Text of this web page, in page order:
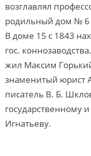
возглавлял
родильный дом № 6
В доме 15 с 1843
гос.
жил Максим
знаменитый юрист
писатель В. Б.
государственному
Игнатьеву.